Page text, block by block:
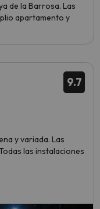
de la Barrosa. Las
apartamento y
9.7
y variada. Las
las instalaciones